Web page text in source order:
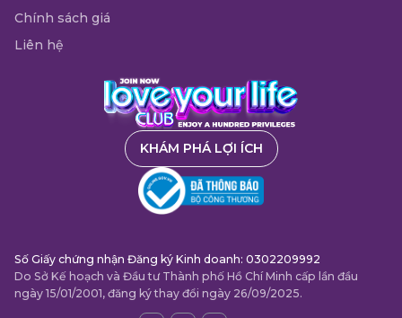
Chính sách giá
Liên hệ
KHÁM PHÁ LỢI ÍCH
Số Giấy chứng nhận Đăng ký Kinh doanh: 0302209992
Do Sở Kế hoạch và Đầu tư Thành phố Hồ Chí Minh cấp lần đầu
ngày 15/01/2001, đăng ký thay đổi ngày 26/09/2025.